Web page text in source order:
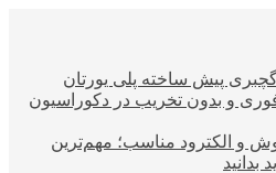
گچبری پیش ساخته پلی یورتان
و بدون تخریب در دکوراسیون
و الکترود مناسب؛ مهم‌ترین
بدانید